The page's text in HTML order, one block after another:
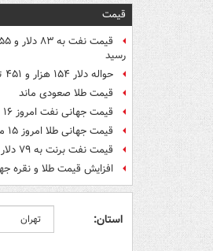
قیمت
رسید
حواله دلار ۱۵۴ هزار و ۴۵۱ تومان شد
قیمت طلا صعودی ماند
قیمت جهانی نفت امروز ۱۶ مرداد
قیمت جهانی طلا امروز ۱۵ مرداد
قیمت نفت برنت به ۷۹ دلار رسید
افزایش قیمت طلا و نقره
استان: